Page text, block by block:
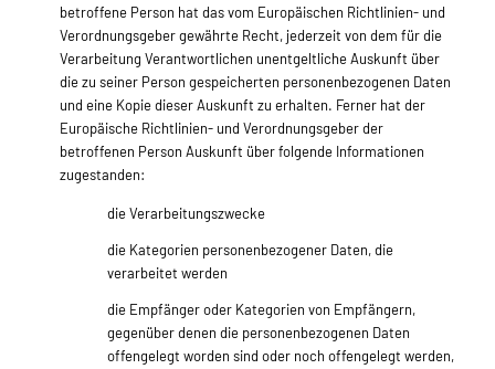
betroffene Person hat das vom Europäischen Richtlinien- und
Verordnungsgeber gewährte Recht, jederzeit von dem für die
Verarbeitung Verantwortlichen unentgeltliche Auskunft über
die zu seiner Person gespeicherten personenbezogenen Daten
und eine Kopie dieser Auskunft zu erhalten. Ferner hat der
Europäische Richtlinien- und Verordnungsgeber der
betroffenen Person Auskunft über folgende Informationen
zugestanden:
die Verarbeitungszwecke
die Kategorien personenbezogener Daten, die
verarbeitet werden
die Empfänger oder Kategorien von Empfängern,
gegenüber denen die personenbezogenen Daten
offengelegt worden sind oder noch offengelegt werden,